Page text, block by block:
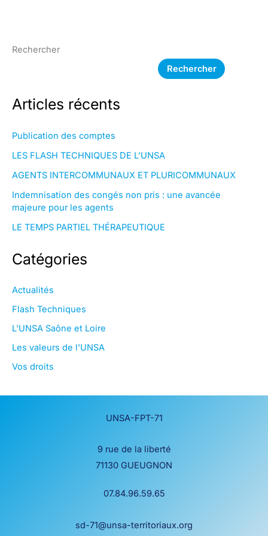
Rechercher
Rechercher
Articles récents
Publication des comptes
LES FLASH TECHNIQUES DE L’UNSA
AGENTS INTERCOMMUNAUX ET PLURICOMMUNAUX
Indemnisation des congés non pris : une avancée
majeure pour les agents
LE TEMPS PARTIEL THÉRAPEUTIQUE
Catégories
Actualités
Flash Techniques
L'UNSA Saône et Loire
Les valeurs de l'UNSA
Vos droits
UNSA-FPT-71
9 rue de la liberté
71130 GUEUGNON
07.84.96.59.65
sd-71@unsa-territoriaux.org